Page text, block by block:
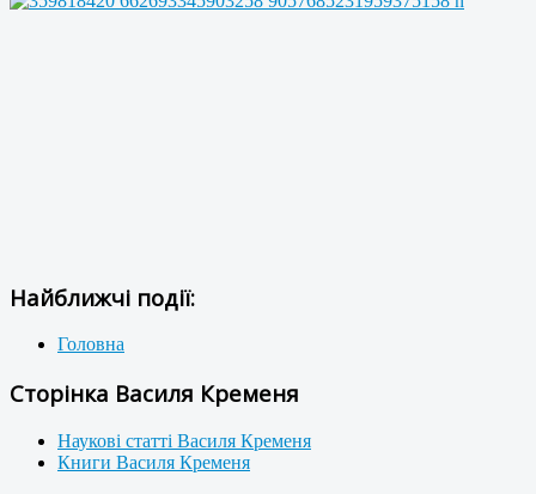
Найближчі події:
Головна
Сторінка Василя Кременя
Наукові статті Василя Кременя
Книги Василя Кременя